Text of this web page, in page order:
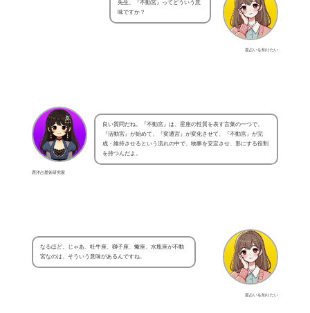
星占いを知りたい
先生、『不動宮』ってどういう意
味ですか？
西洋占星術研究家
良い質問だね。『不動宮』は、星座の性質を表す言葉の一つで、
『活動宮』が始めて、『変通宮』が変化させて、『不動宮』が完
成・維持させるという流れの中で、物事を安定させ、形にする役割
を持つんだよ。
星占いを知りたい
なるほど。じゃあ、牡牛座、獅子座、蠍座、水瓶座が不動
宮なのは、そういう意味があるんですね。